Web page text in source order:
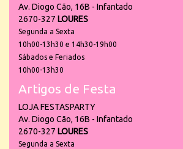
Av. Diogo Cão, 16B - Infantado
2670-327 LOURES
Segunda a Sexta
10h00-13h30 e 14h30-19h00
Sábados e Feriados
10h00-13h30
Artigos de Festa
LOJA FESTASPARTY
Av. Diogo Cão, 16B - Infantado
2670-327 LOURES
Segunda a Sexta